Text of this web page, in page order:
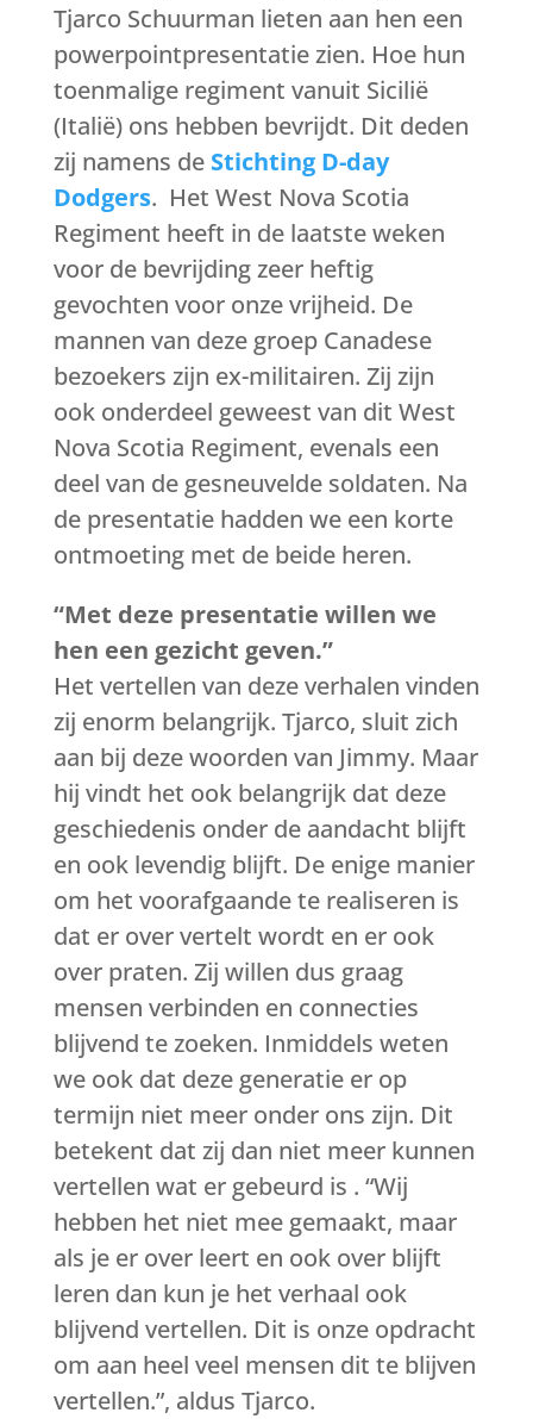
Tjarco Schuurman lieten aan hen een
powerpointpresentatie zien. Hoe hun
toenmalige regiment vanuit Sicilië
(Italië) ons hebben bevrijdt. Dit deden
zij namens de Stichting D-day
Dodgers. Het West Nova Scotia
Regiment heeft in de laatste weken
voor de bevrijding zeer heftig
gevochten voor onze vrijheid. De
mannen van deze groep Canadese
bezoekers zijn ex-militairen. Zij zijn
ook onderdeel geweest van dit West
Nova Scotia Regiment, evenals een
deel van de gesneuvelde soldaten. Na
de presentatie hadden we een korte
ontmoeting met de beide heren.
“Met deze presentatie willen we
hen een gezicht geven.”
Het vertellen van deze verhalen vinden
zij enorm belangrijk. Tjarco, sluit zich
aan bij deze woorden van Jimmy. Maar
hij vindt het ook belangrijk dat deze
geschiedenis onder de aandacht blijft
en ook levendig blijft. De enige manier
om het voorafgaande te realiseren is
dat er over vertelt wordt en er ook
over praten. Zij willen dus graag
mensen verbinden en connecties
blijvend te zoeken. Inmiddels weten
we ook dat deze generatie er op
termijn niet meer onder ons zijn. Dit
betekent dat zij dan niet meer kunnen
vertellen wat er gebeurd is . “Wij
hebben het niet mee gemaakt, maar
als je er over leert en ook over blijft
leren dan kun je het verhaal ook
blijvend vertellen. Dit is onze opdracht
om aan heel veel mensen dit te blijven
vertellen.”, aldus Tjarco.